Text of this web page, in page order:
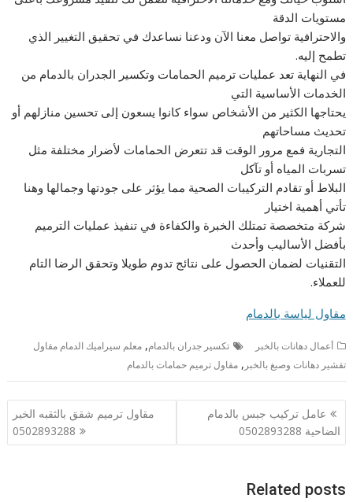
مستويات الدقة
والاحترافية تواصل معنا الآن ودعنا نساعدك في تحقيق التغيير الذي
تطمح إليه.
في النهاية تعد عمليات ترميم الحمامات وتكسير الجدران بالدمام من
الخدمات الأساسية التي
يحتاجها الكثير من الأشخاص سواء كانوا يسعون إلى تحسين منازلهم أو
تحديث مساحاتهم
التجارية فمع مرور الوقت قد تتعرض الحمامات لأضرار مختلفة مثل
تسربات المياه أو تآكل
البلاط أو تقادم التركيبات الصحية مما يؤثر على جودتها وجمالها وهنا
تأتي أهمية اختيار
شركة متخصصة تمتلك الخبرة والكفاءة في تنفيذ عمليات الترميم
بأفضل الأساليب وأحدث
التقنيات لضمان الحصول على نتائج تدوم طويلا وتحقق الرضا التام
للعملاء.
مقاول لياسة بالدمام
أعمال دهانات بالخبر تكسير جدران بالدمام,معلم سيراميك الدمام مقاول
تقشير دهانات وصبغ بالخبر ,مقاول ترميم حمامات بالدمام
تصفّح
المقالات
عامل تركيب جبس بالدمام
الضاحية 0502893288
مقاول ترميم شقق بالثقبه الخبر
0502893288
Related posts